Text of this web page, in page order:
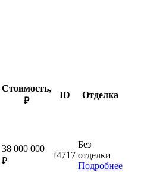
Стоимость,
₽
ID Отделка
38 000 000
₽
f4717
Без
отделки
Подробнее